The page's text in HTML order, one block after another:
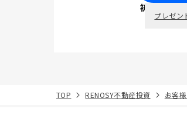
初回面談で
プレゼン
TOP RENOSY不動産投資 お客